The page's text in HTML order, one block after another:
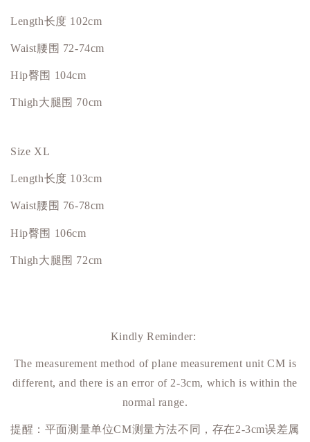
Length长度 102cm
Waist腰围 72-74cm
Hip臀围 104cm
Thigh大腿围 70cm
Size XL
Length长度 103cm
Waist腰围 76-78cm
Hip臀围 106cm
Thigh大腿围 72cm
Kindly Reminder:
The measurement method of plane measurement unit CM is
different, and there is an error of 2-3cm, which is within the
normal range.
提醒：平面测量单位CM测量方法不同，存在2-3cm误差属